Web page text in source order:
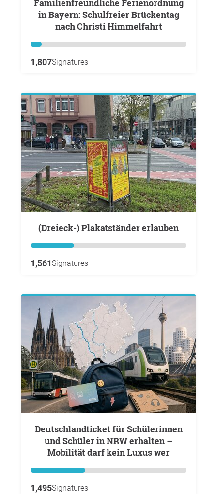
Familienfreundliche Ferienordnung
in Bayern: Schulfreier Brückentag
nach Christi Himmelfahrt
1,807Signatures
(Dreieck-) Plakatständer erlauben
1,561Signatures
Deutschlandticket für Schülerinnen
und Schüler in NRW erhalten –
Mobilität darf kein Luxus wer
1,495Signatures